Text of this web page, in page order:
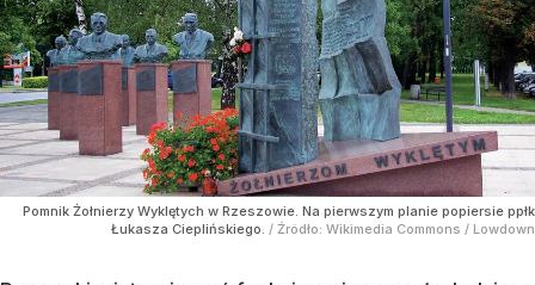
Pomnik Żołnierzy Wyklętych w Rzeszowie. Na pierwszym planie popiersie ppłk
Łukasza Cieplińskiego. / Źródło: Wikimedia Commons / Lowdown